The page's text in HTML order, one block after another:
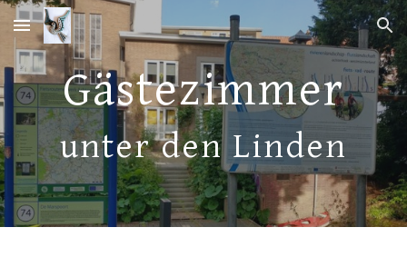
Skip to main content Skip to navigation
Gästezimmer
unter den Linden